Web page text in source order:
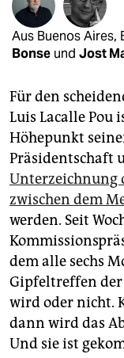
genossenschaft
epaper login
Aus Buenos Aires,
Bonse und Jost
Für den
Luis Lacalle Pou
Höhepunkt
Präsidentschaft
Unterzeichnung
zwischen dem
werden. Seit
dem alle sechs
Gipfeltreffen
wird oder nicht.
dann wird das
Und sie ist